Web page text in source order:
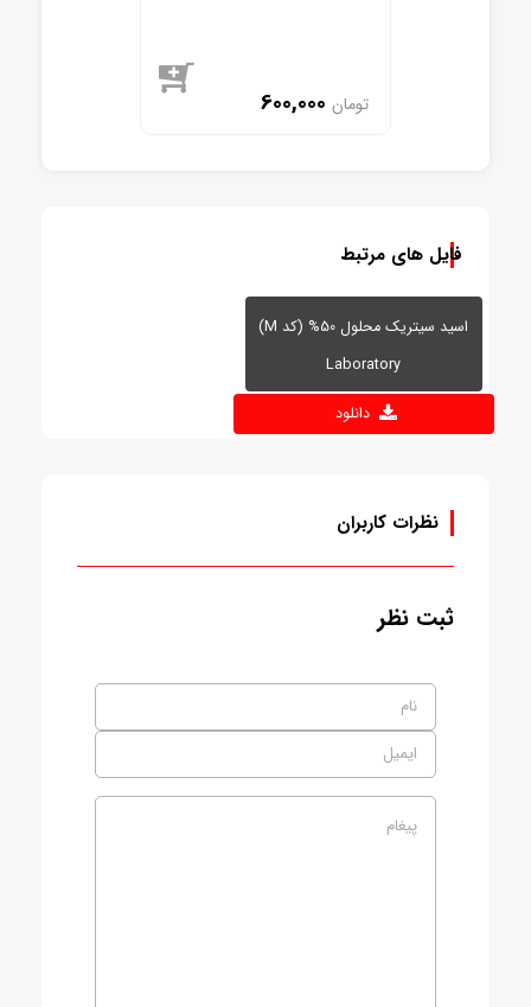
600,000 تومان
فایل های مرتبط
اسید سیتریک محلول 50% (کد M)
Laboratory
دانلود
نظرات کاربران
ثبت نظر